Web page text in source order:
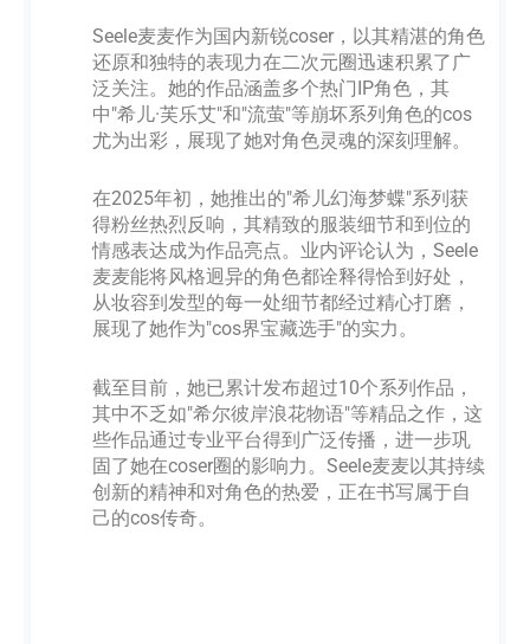
Seele麦麦作为国内新锐coser，以其精湛的角色
还原和独特的表现力在二次元圈迅速积累了广
泛关注。她的作品涵盖多个热门IP角色，其
中"希儿·芙乐艾"和"流萤"等崩坏系列角色的cos
尤为出彩，展现了她对角色灵魂的深刻理解。
在2025年初，她推出的"希儿幻海梦蝶"系列获
得粉丝热烈反响，其精致的服装细节和到位的
情感表达成为作品亮点。业内评论认为，Seele
麦麦能将风格迥异的角色都诠释得恰到好处，
从妆容到发型的每一处细节都经过精心打磨，
展现了她作为"cos界宝藏选手"的实力。
截至目前，她已累计发布超过10个系列作品，
其中不乏如"希尔彼岸浪花物语"等精品之作，这
些作品通过专业平台得到广泛传播，进一步巩
固了她在coser圈的影响力。Seele麦麦以其持续
创新的精神和对角色的热爱，正在书写属于自
己的cos传奇。